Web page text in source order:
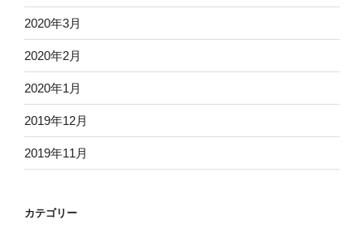
2020年3月
2020年2月
2020年1月
2019年12月
2019年11月
カテゴリー